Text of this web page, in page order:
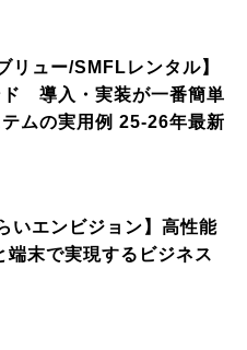
リュー/SMFLレンタル】
ド 導入・実装が一番簡単
ムの実用例 25-26年最新
いエンビジョン】高性能
端末で実現するビジネス